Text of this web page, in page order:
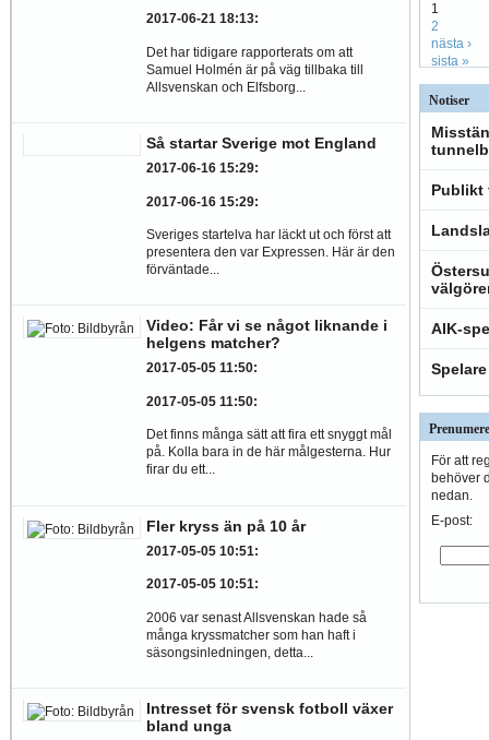
2017-06-21 18:13:
Det har tidigare rapporterats om att
Samuel Holmén är på väg tillbaka till
Allsvenskan och Elfsborg...
Så startar Sverige mot England
2017-06-16 15:29:
2017-06-16 15:29:
Sveriges startelva har läckt ut och först att
presentera den var Expressen. Här är den
förväntade...
Video: Får vi se något liknande i
helgens matcher?
2017-05-05 11:50:
2017-05-05 11:50:
Det finns många sätt att fira ett snyggt mål
på. Kolla bara in de här målgesterna. Hur
firar du ett...
Fler kryss än på 10 år
2017-05-05 10:51:
2017-05-05 10:51:
2006 var senast Allsvenskan hade så
många kryssmatcher som han haft i
säsongsinledningen, detta...
Intresset för svensk fotboll växer
bland unga
1
2
nästa ›
sista »
Notiser
Publikt
AIK-
För att
behöver
nedan.
E-post: